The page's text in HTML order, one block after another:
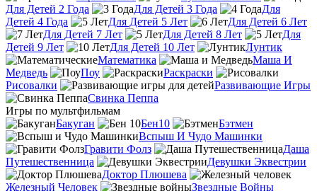
Для Детей 2 Года
Для Детей 3 Года
Для
Детей 4 Года
Для Детей 5 Лет
Для Детей 6 Лет
Для Детей 7 Лет
Для Детей 8 Лет
Для
Детей 9 Лет
Для Детей 10 Лет
Лунтик
Математика
Маша И
Медведь
Поу
Раскраски
Рисовалки
Развивающие Игры
Свинка Пеппа
Игры по мультфильмам
Бакуган
Бен10
Бэтмен
Вспыш И Чудо Машинки
Гравити Фолз
Даша
Путешественница
Девушки Эквестрии
Доктор Плюшева
Железный Человек
Звездные Войны